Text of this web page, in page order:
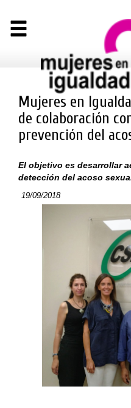
Mujeres en
de colaboración
prevención del
El objetivo es desarrollar
detección del acoso
19/09/2018